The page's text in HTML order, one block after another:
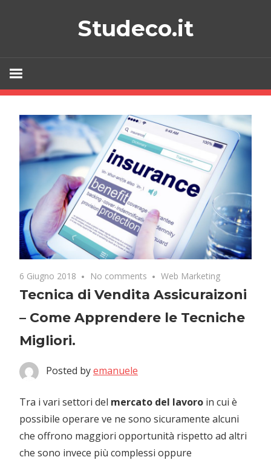
Studeco.it
6 Giugno 2018 No comments Web Marketing
Tecnica di Vendita Assicuraizoni
– Come Apprendere le Tecniche
Migliori.
Posted byemanuele
Tra i vari settori del mercato del lavoro in cui è
possibile operare ve ne sono sicuramente alcuni
che offrono maggiori opportunità rispetto ad altri
che sono invece più complessi oppure